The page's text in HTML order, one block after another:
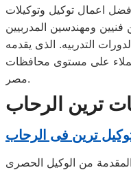
اعمال توكيل وتوكيلات
ومهندسين المدربيين
التدربيه. الذى يقدمه
على مستوى محافظات
مصر.
ترين الرحاب
ترين فى الرحاب
من الوكيل الحصرى